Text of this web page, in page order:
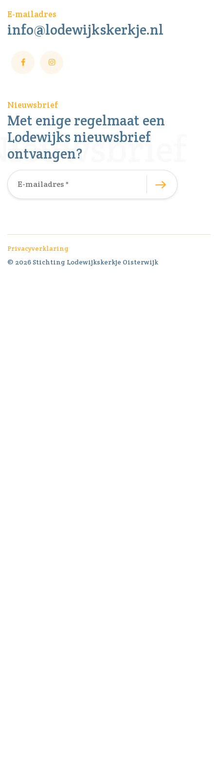
E-mailadres
info@lodewijkskerkje.nl
Nieuwsbrief
Met enige regelmaat een
Lodewijks nieuwsbrief
ontvangen?
Privacyverklaring
© 2026 Stichting Lodewijkskerkje Oisterwijk